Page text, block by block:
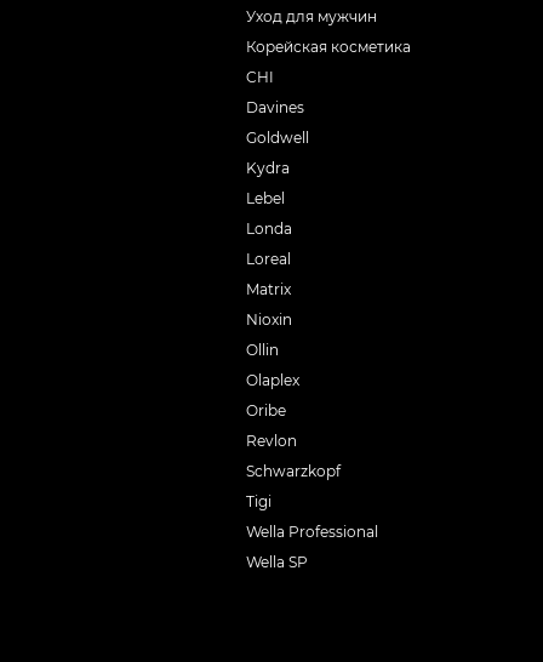
Уход для мужчин
Корейская косметика
CHI
Davines
Goldwell
Kydra
Lebel
Londa
Loreal
Matrix
Nioxin
Ollin
Olaplex
Oribe
Revlon
Schwarzkopf
Tigi
Wella Professional
Wella SP